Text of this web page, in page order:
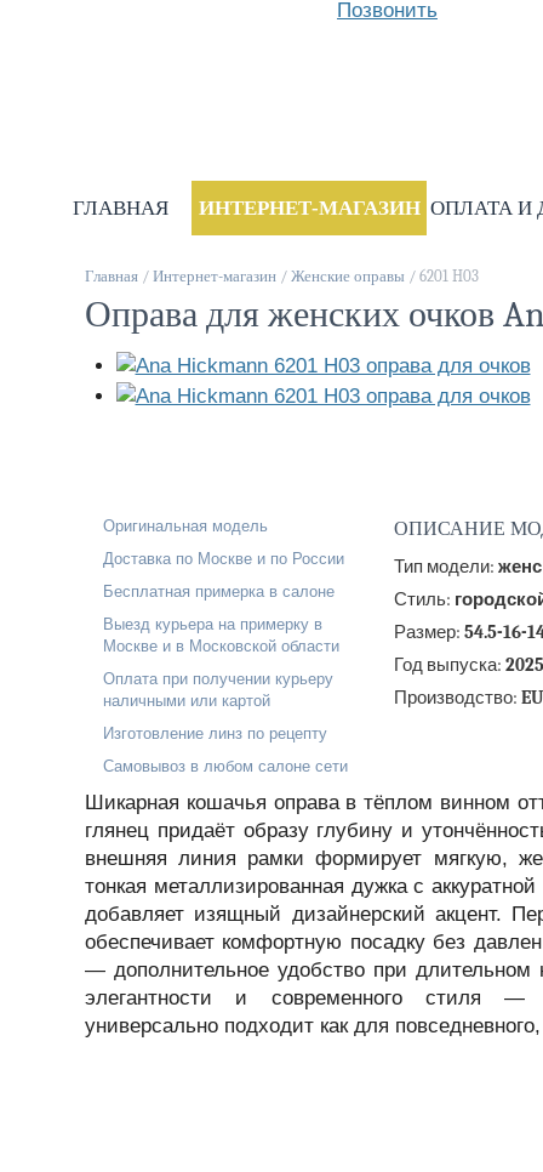
Позвонить
ГЛАВНАЯ ИНТЕРНЕТ-МАГАЗИН ОПЛАТА И
Главная / Интернет-магазин / Женские оправы / 6201 H03
Оправа для женских очков
Оригинальная модель
Доставка по Москве и по России
Бесплатная примерка в салоне
Выезд курьера на примерку в
Москве и в Московской области
Оплата при получении курьеру
наличными или картой
Изготовление линз по рецепту
Самовывоз в любом салоне сети
ОПИСАНИЕ
Тип модели:
Стиль:
Размер: 54.5-16-
Год выпуска: 2025
Производство: EU
Шикарная кошачья оправа в тёплом винном
глянец придаёт образу глубину и
внешняя линия рамки формирует мягкую,
тонкая металлизированная дужка с
добавляет изящный дизайнерский акцент.
обеспечивает комфортную посадку без
— дополнительное удобство при длительном
элегантности и современного стиля
универсально подходит как для